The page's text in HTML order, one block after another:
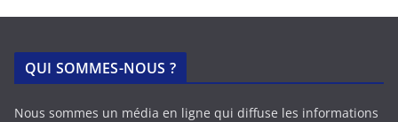
QUI SOMMES-NOUS ?
Nous sommes un média en ligne qui diffuse les informations